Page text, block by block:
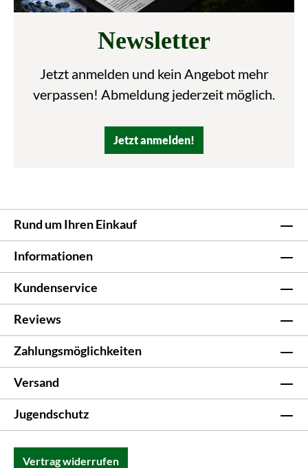
Newsletter
Jetzt anmelden und kein Angebot mehr
verpassen! Abmeldung jederzeit möglich.
Jetzt anmelden!
Rund um Ihren Einkauf
Informationen
Kundenservice
Reviews
Zahlungsmöglichkeiten
Versand
Jugendschutz
Vertrag widerrufen